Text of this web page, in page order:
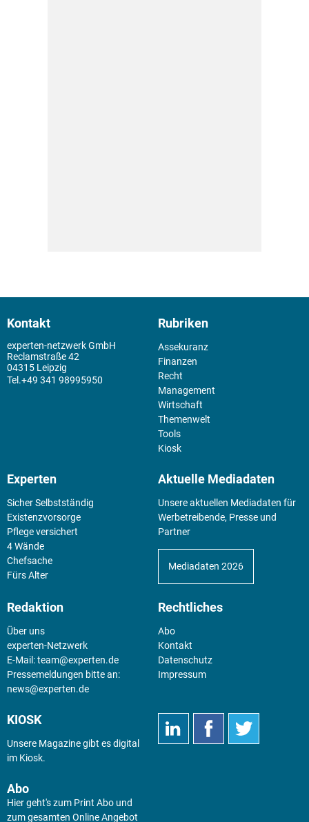
Kontakt
experten-netzwerk GmbH
Reclamstraße 42
04315 Leipzig
+49 341 98995950
Rubriken
Assekuranz
Finanzen
Recht
Management
Wirtschaft
Themenwelt
Tools
Kiosk
Experten
Sicher Selbstständig
Existenz­vorsorge
Pflege versichert
4 Wände
Chefsache
Fürs Alter
Aktuelle Mediadaten
Unsere aktuellen Mediadaten für
Werbetreibende, Presse und
Partner
Mediadaten 2026
Redaktion
Über uns
experten-Netzwerk
E-Mail:team@experten.de
Pressemeldungen bitte an:
news@experten.de
Rechtliches
Abo
Kontakt
Datenschutz
Impressum
KIOSK
Unsere Magazine gibt es digital
im Kiosk.
Abo
Hier geht's zum Print Abo und
zum gesamten Online Angebot